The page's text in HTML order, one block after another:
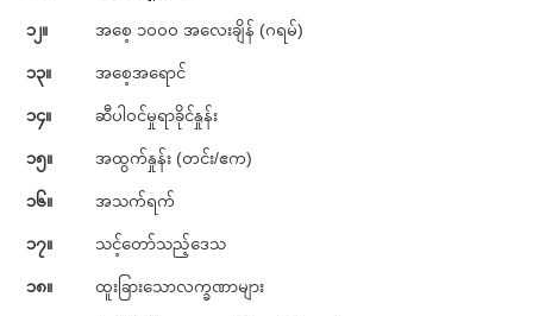
၁၂။ အစေ့ ၁၀၀၀ အလေးချိန် (ဂရမ်)
၁၃။ အစေ့အရောင်
၁၄။ ဆီပါဝင်မှုရာခိုင်နှုန်း
၁၅။ အထွက်နှုန်း (တင်း/ဧက)
၁၆။ အသက်ရက်
၁၇။ သင့်တော်သည့်ဒေသ
၁၈။ ထူးခြားသောလက္ခဏာများ